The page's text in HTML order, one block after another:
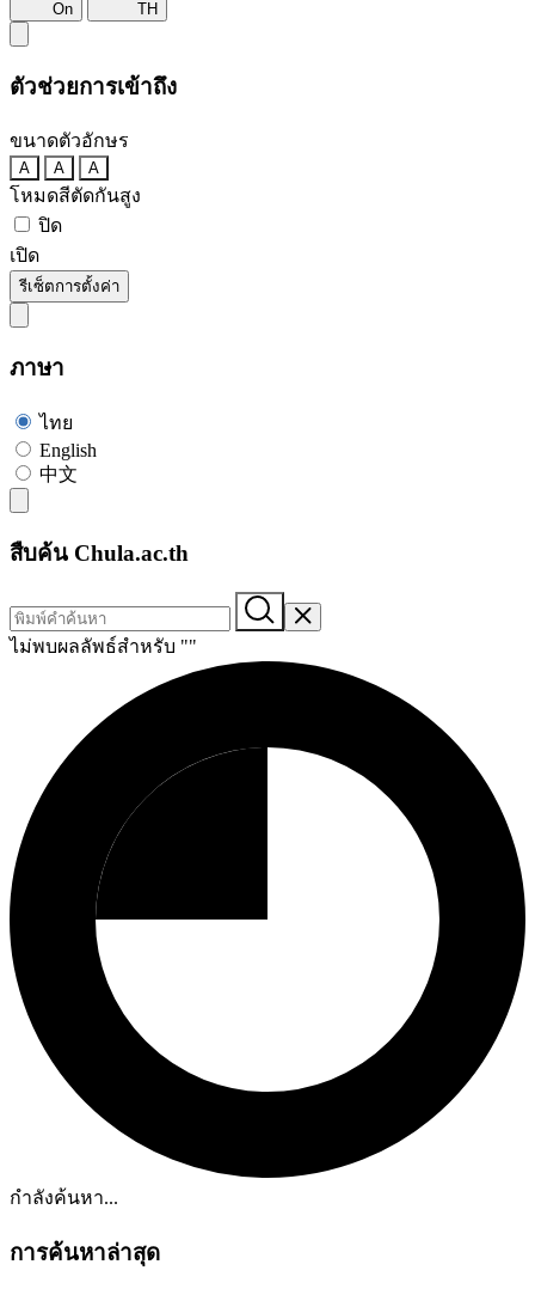
On TH
ตัวช่วยการเข้าถึง
ขนาดตัวอักษร
A A A
โหมดสีตัดกันสูง
ปิด
เปิด
รีเซ็ตการตั้งค่า
ภาษา
ไทย
English
中文
สืบค้น Chula.ac.th
ไม่พบผลลัพธ์สำหรับ ""
กำลังค้นหา...
การค้นหาล่าสุด